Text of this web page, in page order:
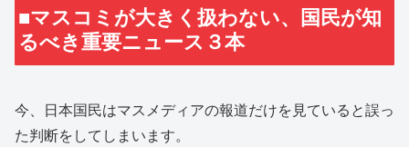
■マスコミが大きく扱わない、国民が知
るべき重要ニュース３本
今、日本国民はマスメディアの報道だけを見ていると誤っ
た判断をしてしまいます。